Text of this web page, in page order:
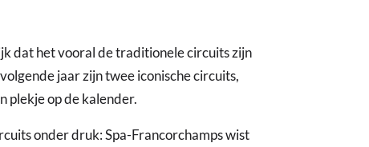
dat het vooral de traditionele circuits zijn
jaar zijn twee iconische circuits,
plekje op de kalender.
onder druk: Spa-Francorchamps wist